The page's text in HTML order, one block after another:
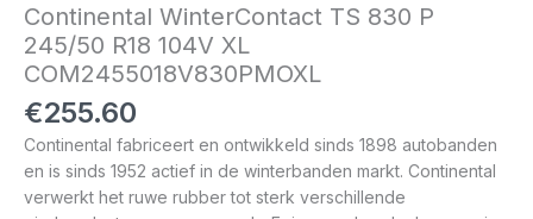
Continental WinterContact TS 830 P
245/50 R18 104V XL
COM2455018V830PMOXL
€255.60
Continental fabriceert en ontwikkeld sinds 1898 autobanden
en is sinds 1952 actief in de winterbanden markt. Continental
verwerkt het ruwe rubber tot sterk verschillende